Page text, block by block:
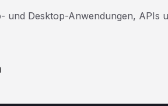
und Desktop-Anwendungen, APIs